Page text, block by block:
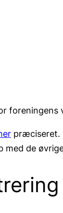
præciseret.
de